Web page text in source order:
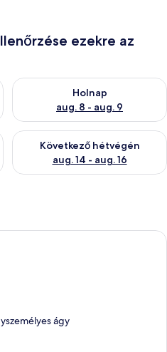
ezekre az
aug. 7 - aug. 8
Holnap
aug. 8 - aug. 9
A holnapi rendelkezésre állás
állás ellenőrzése: aug. 7 -
Következő hétvégén
aug. 14 - aug. 16
A következő hétvégi
Egy modern szállodaszoba,
ágy